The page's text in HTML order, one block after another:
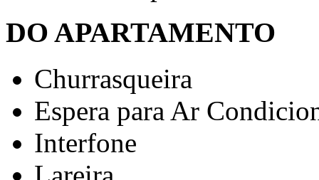
DO APARTAMENTO
Churrasqueira
Espera para Ar
Interfone